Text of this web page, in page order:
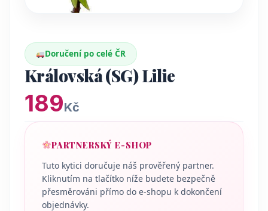
Doručení po celé ČR
Královská (SG) Lilie
189Kč
PARTNERSKÝ E-SHOP
Tuto kytici doručuje náš prověřený partner.
Kliknutím na tlačítko níže budete bezpečně
přesměrováni přímo do e-shopu k dokončení
objednávky.